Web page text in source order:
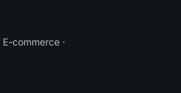
E-commerce ·